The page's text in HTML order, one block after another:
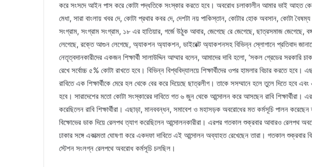
করে সংসদে আইন পাস করে কোটা পদ্ধতিকে সংস্কার করতে হবে। অবরোধ চলাকালীন আমার ভাই আহত
মেধা, সারা বাংলায় খবর দে, কোটা প্রথার কবর দে, দেশটা নয় পাকিস্তান, কোটার হোক অবসান, কোটা
সংগ্রাম, সংগ্রাম সংগ্রাম, ১৮ এর হাতিয়ার, গর্জে উঠুক আবার, জেগেছে রে জেগেছে, ছাত্রসমাজ জেগেছে,
লেগেছে, রক্তে আগুন লেগেছে, অ্যাকশন অ্যাকশন, ডাইরেক্ট অ্যাকশনসহ বিভিন্ন স্লোগানে প্রতিবাদ
নেতৃত্বদানকারীদের একজন শিক্ষার্থী সালাউদ্দিন আম্মার বলেন, আমাদের দাবি হলো, ‘সকল গ্রেডের সরকারি
রেখে সর্বোচ্চ ৫% কোটা রাখতে হবে। বিভিন্ন বিশ্ববিদ্যালয়ে শিক্ষার্থীদের ওপর হামলার বিচার করতে
রাবিতে এক শিক্ষার্থীকে মেরে হল থেকে বের করে দিয়েছে ছাত্রলীগ। তাকে সসম্মানে হলে তুলে দিতে হবে
হবে। সারাদেশের মতো কোটা সংস্কারের দাবিতে গত ৬ জুন থেকে আন্দোলন করে আসছেন রাবি
করেছিলেন রাবি শিক্ষার্থীরা। এছাড়া, মানববন্ধন, সমাবেশ ও মহাসড়ক অবরোধের মত কর্মসূচি পালন
বিক্ষোভের ডাক দিয়ে রেলপথ ত্যাগ করেছিলেন আন্দোলনকারীরা। এরপর গতকাল শুক্রবার আবারও রেলপথ
ঢাকার সঙ্গে একাত্মতা ঘোষণা করে একদফা দাবিতে এই আন্দোলন অব্যাহত রেখেছেন তারা। গতকাল শুক্রবার
স্টেশন সংলগ্ন রেলপথে অবরোধ কর্মসূচি চলছিল।